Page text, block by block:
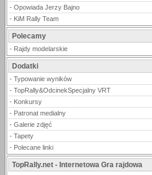
- Opowiada Jerzy Bajno
- KiM Rally Team
Polecamy
- Rajdy modelarskie
Dodatki
- Typowanie wyników
- TopRally&OdcinekSpecjalny VRT
- Konkursy
- Patronat medialny
- Galerie zdjęć
- Tapety
- Polecane linki
TopRally.net - Internetowa Gra rajdowa